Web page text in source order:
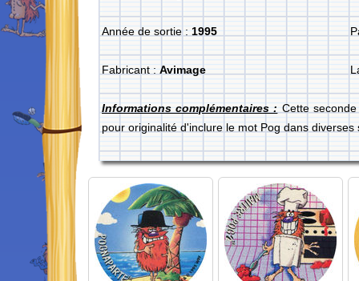
Année de sortie : 1995
Fabricant : Avimage
Informations complémentaires : Cette
pour originalité d'inclure le mot Pog dans diverses